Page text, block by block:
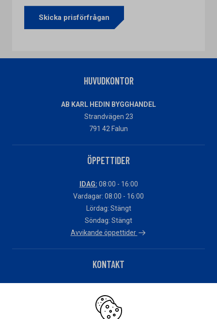
HUVUDKONTOR
AB KARL HEDIN BYGGHANDEL
Strandvägen 23
791 42 Falun
ÖPPETTIDER
IDAG: 08:00 - 16:00
Vardagar: 08:00 - 16:00
Lördag: Stängt
Söndag: Stängt
Avvikande öppettider
KONTAKT
Har du fakturafrågor?
Klicka här